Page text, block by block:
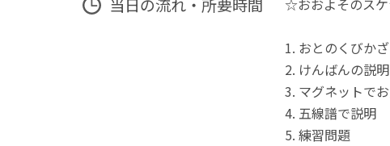
当日の流れ・所要時間 ☆おおよそのスケ
1. おとのくびか
2. けんばんの説明
3. マグネットで
4. 五線譜で説明
5. 練習問題